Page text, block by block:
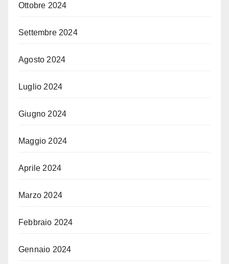
Ottobre 2024
Settembre 2024
Agosto 2024
Luglio 2024
Giugno 2024
Maggio 2024
Aprile 2024
Marzo 2024
Febbraio 2024
Gennaio 2024